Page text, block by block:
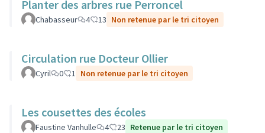
Planter des arbres rue Perroncel
Chabasseur 4 13 Non retenue par le tri citoyen
Circulation rue Docteur Ollier
Cyril 0 1 Non retenue par le tri citoyen
Les cousettes des écoles
Faustine Vanhulle 4 23 Retenue par le tri citoyen